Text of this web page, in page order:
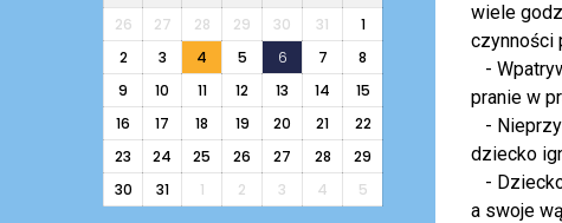
wiele
czynności
-
pranie w
-
dziecko
-
a swoje
26 27 28 29 30 31
1
2
3 4 5 6 7
8
9
10 11 12 13 14
15
16
17 18 19 20 21
22
23
24 25 26 27 28
29
30
31 1 2 3 4 5